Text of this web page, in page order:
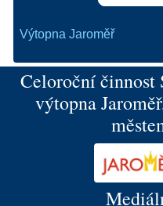
Výtopna Jaroměř
Celoroční činnost
výtopna